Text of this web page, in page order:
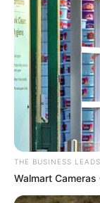
Threads:
Instagram:
TikTok: –
YouTube: –
Tinggi, Berat
Tinggi Badan:
Berat Berat: –
Golongan
THE BUSINESS LEADS
Walmart